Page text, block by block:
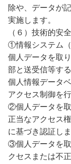
除や、データが
実施します。
（６）技術的安
①情報システム
個人データを取
部と送受信等す
個人情報データ
アクセス制御を行
②個人データを
正当なアクセス
に基づき認証しま
③個人データを
クセスまたは不